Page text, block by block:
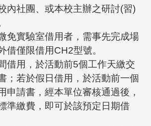
內社團、或本校主辦之研討(習)
免實驗室借用者，需事先完成場
借僅限借用CH2型號。
借用，於活動前5個工作天繳交
；若於假日借用，於活動前一個
申請書，經本單位審核通過後，
準繳費，即可於該預定日期借